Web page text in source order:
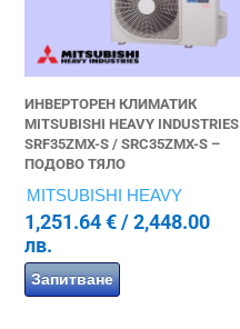
ИНВЕРТОРЕН КЛИМАТИК
MITSUBISHI HEAVY INDUSTRIES
SRF35ZMX-S / SRC35ZMX-S –
ПОДОВО ТЯЛО
MITSUBISHI HEAVY
1,251.64€ / 2,448.00
лв.
Запитване